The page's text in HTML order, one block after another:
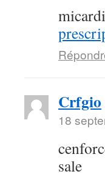
Crfgio
18
sale